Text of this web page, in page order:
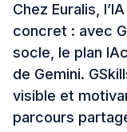
Chez Euralis,
concret : avec
socle, le plan
de Gemini.
visible et
parcours